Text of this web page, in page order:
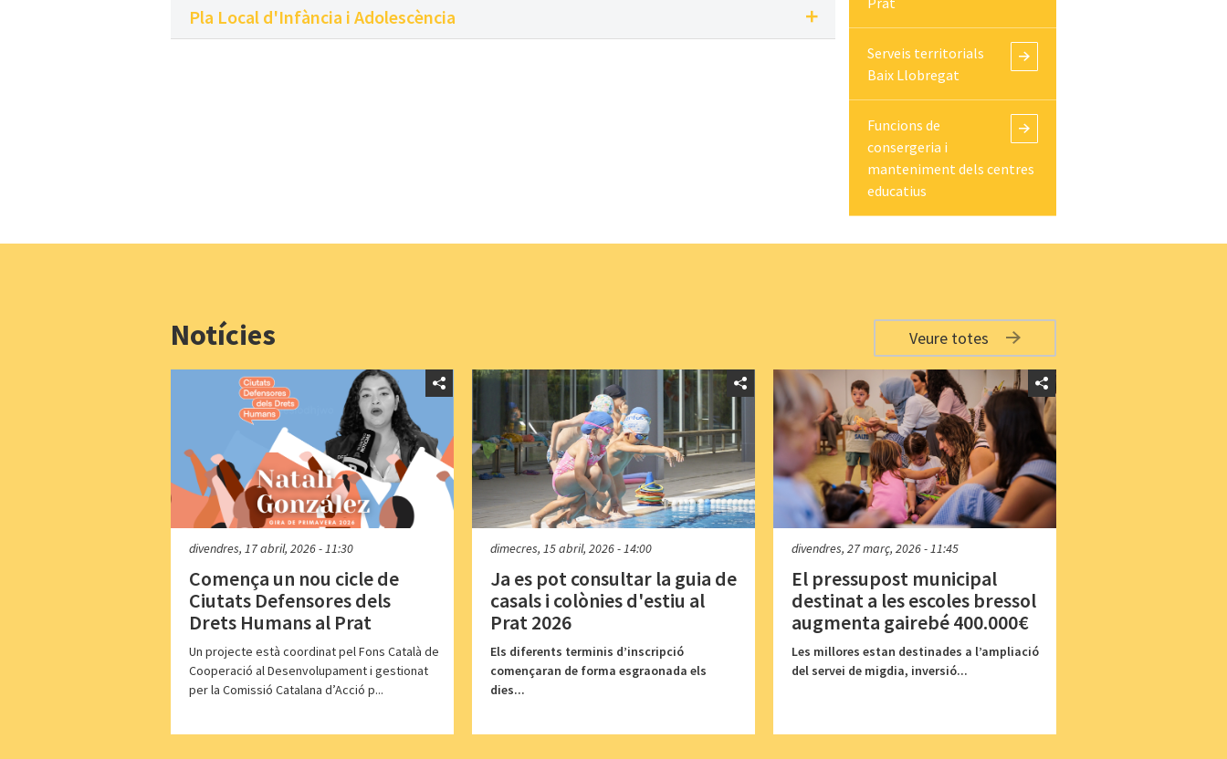
Pla Local d'Infància i Adolescència
Serveis territorials
Baix Llobregat
Funcions de
consergeria i
manteniment dels centres
educatius
Notícies Veure totes
divendres, 17 abril, 2026 - 11:30
Comença un nou cicle de
Ciutats Defensores dels
Drets Humans al Prat
Un projecte està coordinat pel Fons Català de
Cooperació al Desenvolupament i gestionat
per la Comissió Catalana d’Acció p...
dimecres, 15 abril, 2026 - 14:00
Ja es pot consultar la guia de
casals i colònies d'estiu al
Prat 2026
Els diferents terminis d’inscripció
començaran de forma esgraonada els
dies...
divendres, 27 març, 2026 - 11:45
El pressupost municipal
destinat a les escoles bressol
augmenta gairebé 400.000€
Les millores estan destinades a l’ampliació
del servei de migdia, inversió...